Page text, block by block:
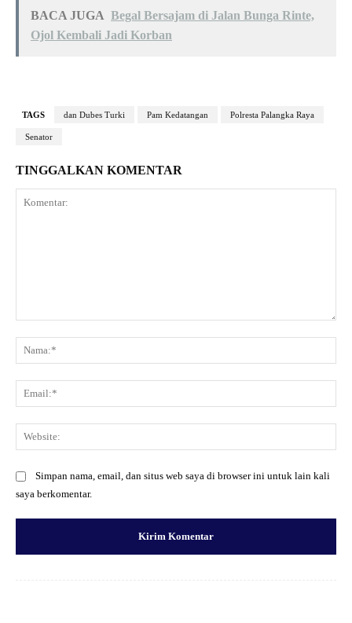
BACA JUGA Begal Bersajam di Jalan Bunga Rinte,
Ojol Kembali Jadi Korban
TAGS dan Dubes Turki Pam Kedatangan Polresta Palangka Raya
Senator
TINGGALKAN KOMENTAR
Simpan nama, email, dan situs web saya di browser ini untuk lain kali
saya berkomentar.